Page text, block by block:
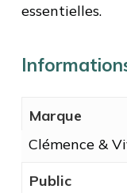
essentielles.
Marque
Clémence &
Public